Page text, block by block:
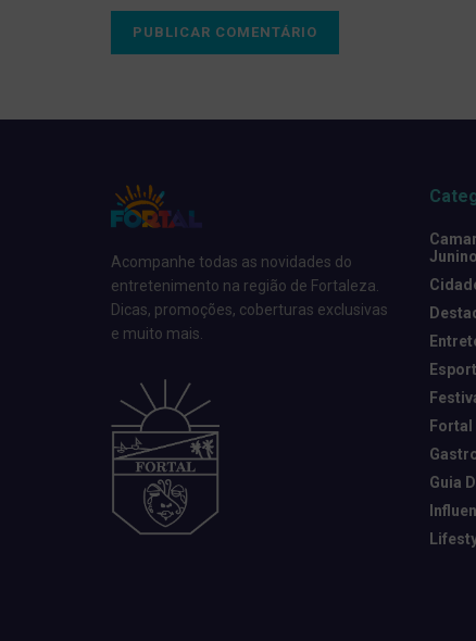
Acompanhe todas as novidades do
entretenimento na região de Fortaleza.
Dicas, promoções, coberturas exclusivas
e muito mais.
Junino
Fortal
Guia